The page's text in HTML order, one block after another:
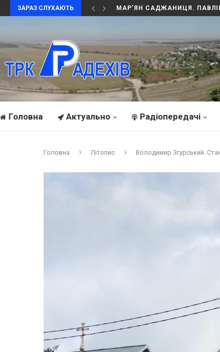
ЗАРАЗ СЛУХАЮТЬ РІЗДВО 2026. НЕСТАНИЧІ.
Головна Актуально Радіопередачі
Головна Літопис Володимир Згурський.